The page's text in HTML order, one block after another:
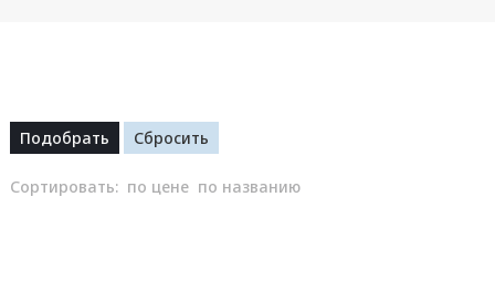
Сортировать: по цене по названию